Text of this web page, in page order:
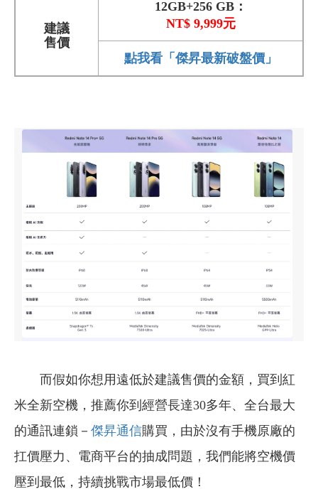
建議
售價
12GB+256 GB：
NT$ 9,999元
點我看「傑昇最新破盤價」
而假如你想用遠低於建議售價的金額，買到紅
米全新空機，推薦你到經營長達30多年、全台最大
的通訊連鎖－ 傑昇通信購買，由於沒有手機原廠的
扛價壓力、電商平台的抽成問題，我們能將空機價
壓到最低，持續挑戰市場最低價！